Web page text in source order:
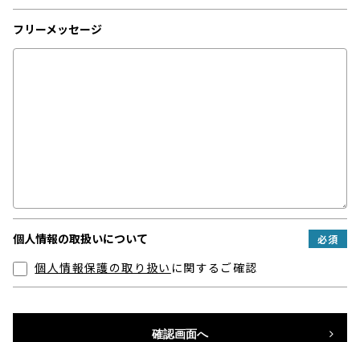
フリーメッセージ
個人情報の取扱いについて 必須
個人情報保護の取り扱い に関するご確認
確認画面へ